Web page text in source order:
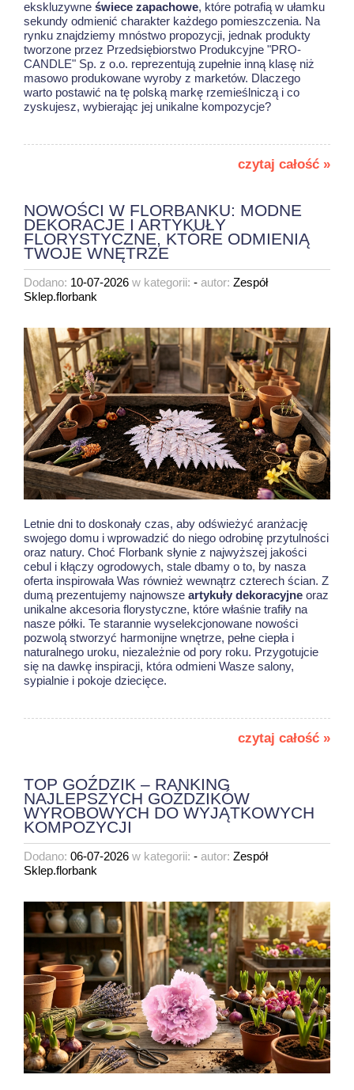
ekskluzywne świece zapachowe, które potrafią w ułamku
sekundy odmienić charakter każdego pomieszczenia. Na
rynku znajdziemy mnóstwo propozycji, jednak produkty
tworzone przez Przedsiębiorstwo Produkcyjne "PRO-
CANDLE" Sp. z o.o. reprezentują zupełnie inną klasę niż
masowo produkowane wyroby z marketów. Dlaczego
warto postawić na tę polską markę rzemieślniczą i co
zyskujesz, wybierając jej unikalne kompozycje?
czytaj całość »
NOWOŚCI W FLORBANKU: MODNE
DEKORACJE I ARTYKUŁY
FLORYSTYCZNE, KTÓRE ODMIENIĄ
TWOJE WNĘTRZE
Dodano: 10-07-2026 w kategorii: - autor: Zespół
Sklep.florbank
Letnie dni to doskonały czas, aby odświeżyć aranżację
swojego domu i wprowadzić do niego odrobinę przytulności
oraz natury. Choć Florbank słynie z najwyższej jakości
cebul i kłączy ogrodowych, stale dbamy o to, by nasza
oferta inspirowała Was również wewnątrz czterech ścian. Z
dumą prezentujemy najnowsze artykuły dekoracyjne oraz
unikalne akcesoria florystyczne, które właśnie trafiły na
nasze półki. Te starannie wyselekcjonowane nowości
pozwolą stworzyć harmonijne wnętrze, pełne ciepła i
naturalnego uroku, niezależnie od pory roku. Przygotujcie
się na dawkę inspiracji, która odmieni Wasze salony,
sypialnie i pokoje dziecięce.
czytaj całość »
TOP GOŹDZIK – RANKING
NAJLEPSZYCH GOŹDZIKÓW
WYROBOWYCH DO WYJĄTKOWYCH
KOMPOZYCJI
Dodano: 06-07-2026 w kategorii: - autor: Zespół
Sklep.florbank